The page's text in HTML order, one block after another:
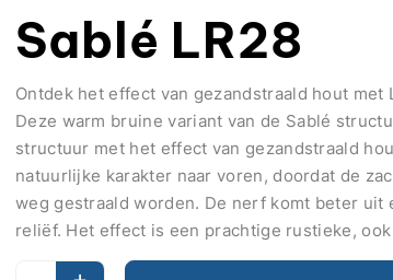
Sablé LR28
Ontdek het effect van gezandstraald hout met
Deze warm bruine variant van de Sablé
structuur met het effect van gezandstraald
natuurlijke karakter naar voren, doordat de
weg gestraald worden. De nerf komt beter uit
reliëf. Het effect is een prachtige rustieke,